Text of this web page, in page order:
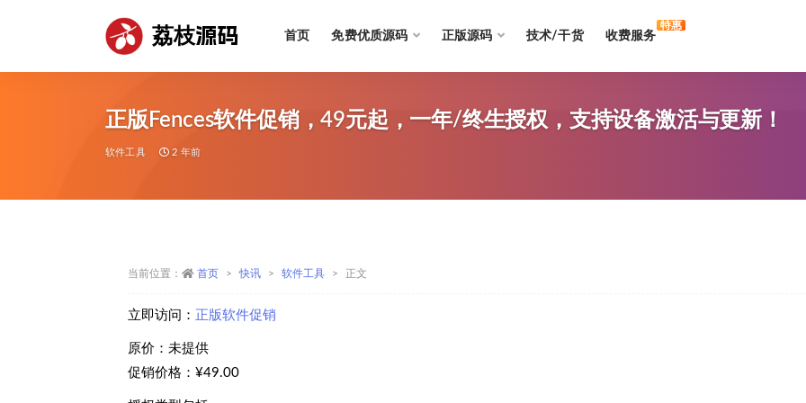
荔枝源码 首页 免费优质源码 正版源码 技术/干货 收费服务
特惠
正版Fences软件促销，49元起，一年/终生授权，支持设备激活与更新！
软件工具 2 年前
当前位置： 首页 快讯 软件工具 正文
立即访问： 正版软件促销
原价：未提供
促销价格：¥49.00